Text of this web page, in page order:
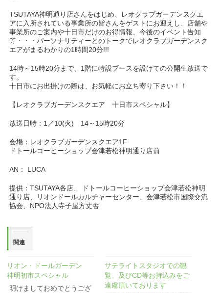
TSUTAYA神明通り店さんをはじめ、レオクラブガーデンスクエ
アに入所されている事業所の皆さんをゲストにお迎えし、店舗や
事業所のご案内や十日市だけのお得情報、今後のイベント告知
等・・・パーソナリティーとのトークでレオクラブガーデンスク
エアがまるわかりの1時間20分!!!
14時～15時20分まで、1階に特設ブースを設けての公開生放送で
す。
十日市にお出掛けの際は、お気軽にお立ち寄り下さい！！
【レオクラブガーデンスクエア 十日市スペシャル】
放送日時：1／10(火) 14～15時20分
会場：レオクラブガーデンスクエア1F
ドトールコーヒーショップ会津若松神明通り店前
AN： LUCA
提供：TSUTAYA各店、 ドトールコーヒーショップ会津若松神明
通り店、リオンドールカルチャーセンター、会津若松市国際交流
協会、NPO法人寺子屋方丈舎
関連
リオン・ドールガーデン
神明初市スペシャル
明けましておめでとうござ
サテライトスタジオでの観
覧、及びCD等お持込みをご
遠慮頂いております